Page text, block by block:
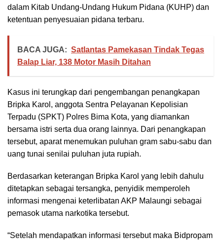
dalam Kitab Undang-Undang Hukum Pidana (KUHP) dan
ketentuan penyesuaian pidana terbaru.
BACA JUGA: Satlantas Pamekasan Tindak Tegas
Balap Liar, 138 Motor Masih Ditahan
Kasus ini terungkap dari pengembangan penangkapan
Bripka Karol, anggota Sentra Pelayanan Kepolisian
Terpadu (SPKT) Polres Bima Kota, yang diamankan
bersama istri serta dua orang lainnya. Dari penangkapan
tersebut, aparat menemukan puluhan gram sabu-sabu dan
uang tunai senilai puluhan juta rupiah.
Berdasarkan keterangan Bripka Karol yang lebih dahulu
ditetapkan sebagai tersangka, penyidik memperoleh
informasi mengenai keterlibatan AKP Malaungi sebagai
pemasok utama narkotika tersebut.
“Setelah mendapatkan informasi tersebut maka Bidpropam